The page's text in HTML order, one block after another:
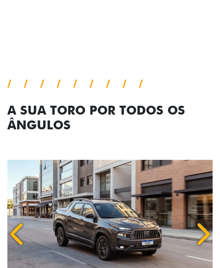
ÂNGULOS
Anterior